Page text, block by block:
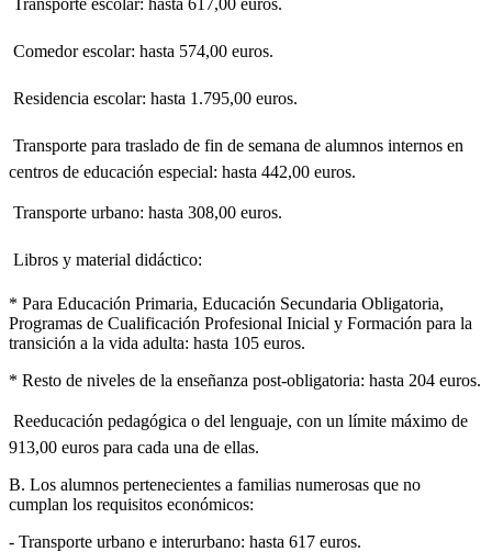
 Comedor escolar: hasta 574,00 euros.
 Residencia escolar: hasta 1.795,00 euros.
 Transporte para traslado de fin de semana de alumnos internos en
centros de educación especial: hasta 442,00 euros.
 Transporte urbano: hasta 308,00 euros.
 Libros y material didáctico:
* Para Educación Primaria, Educación Secundaria Obligatoria,
Programas de Cualificación Profesional Inicial y Formación para la
transición a la vida adulta: hasta 105 euros.
* Resto de niveles de la enseñanza post-obligatoria: hasta 204 euros.
 Reeducación pedagógica o del lenguaje, con un límite máximo de
913,00 euros para cada una de ellas.
B. Los alumnos pertenecientes a familias numerosas que no
cumplan los requisitos económicos:
- Transporte urbano e interurbano: hasta 617 euros.